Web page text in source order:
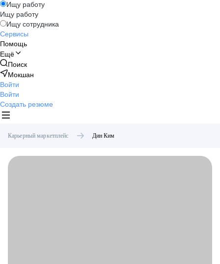
Ищу работу
Ищу работу
Ищу сотрудника
Сервисы
Помощь
Ещё
Поиск
Мокшан
Войти
Войти
Создать резюме
Карьерный маркетплейс Дин Ким